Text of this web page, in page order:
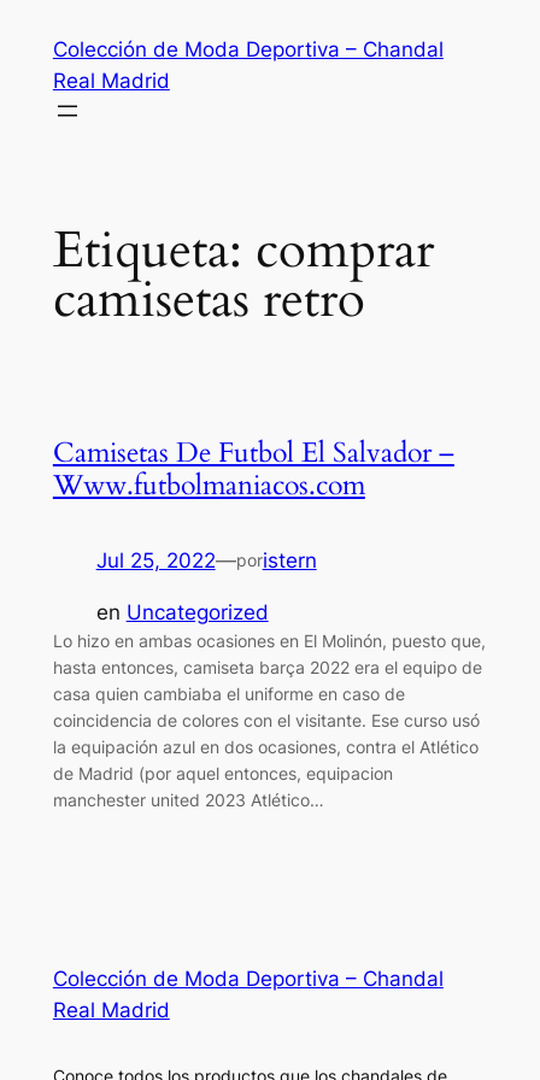
contenido
Colección de Moda Deportiva – Chandal
Real Madrid
Etiqueta: comprar
camisetas retro
Camisetas De Futbol El Salvador –
Www.futbolmaniacos.com
Jul 25, 2022—poristern
en Uncategorized
Lo hizo en ambas ocasiones en El Molinón, puesto que,
hasta entonces, camiseta barça 2022 era el equipo de
casa quien cambiaba el uniforme en caso de
coincidencia de colores con el visitante. Ese curso usó
la equipación azul en dos ocasiones, contra el Atlético
de Madrid (por aquel entonces, equipacion
manchester united 2023 Atlético…
Colección de Moda Deportiva – Chandal
Real Madrid
Conoce todos los productos que los chandales de